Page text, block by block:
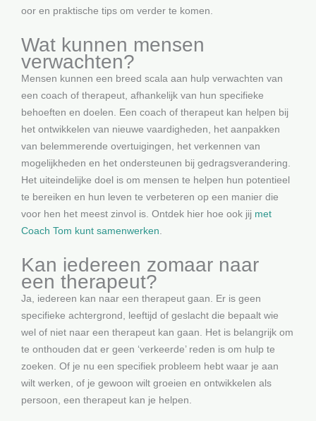
oor en praktische tips om verder te komen.
Wat kunnen mensen
verwachten?
Mensen kunnen een breed scala aan hulp verwachten van
een coach of therapeut, afhankelijk van hun specifieke
behoeften en doelen. Een coach of therapeut kan helpen bij
het ontwikkelen van nieuwe vaardigheden, het aanpakken
van belemmerende overtuigingen, het verkennen van
mogelijkheden en het ondersteunen bij gedragsverandering.
Het uiteindelijke doel is om mensen te helpen hun potentieel
te bereiken en hun leven te verbeteren op een manier die
voor hen het meest zinvol is. Ontdek hier hoe ook jij met
Coach Tom kunt samenwerken.
Kan iedereen zomaar naar
een therapeut?
Ja, iedereen kan naar een therapeut gaan. Er is geen
specifieke achtergrond, leeftijd of geslacht die bepaalt wie
wel of niet naar een therapeut kan gaan. Het is belangrijk om
te onthouden dat er geen ‘verkeerde’ reden is om hulp te
zoeken. Of je nu een specifiek probleem hebt waar je aan
wilt werken, of je gewoon wilt groeien en ontwikkelen als
persoon, een therapeut kan je helpen.